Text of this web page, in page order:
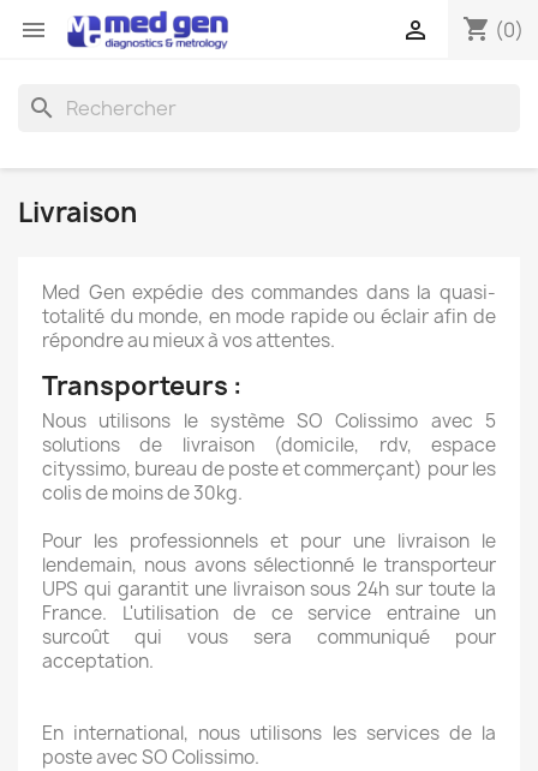
 shopping_cart (0)

search
Livraison
Med Gen expédie des commandes dans la quasi-
totalité du monde, en mode rapide ou éclair afin de
répondre au mieux à vos attentes.
Transporteurs :
Nous utilisons le système SO Colissimo avec 5
solutions de livraison (domicile, rdv, espace
cityssimo, bureau de poste et commerçant) pour les
colis de moins de 30kg.
Pour les professionnels et pour une livraison le
lendemain, nous avons sélectionné le transporteur
UPS qui garantit une livraison sous 24h sur toute la
France. L'utilisation de ce service entraine un
surcoût qui vous sera communiqué pour
acceptation.
En international, nous utilisons les services de la
poste avec SO Colissimo.